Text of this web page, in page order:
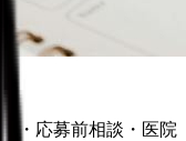
・応募前相談・医院